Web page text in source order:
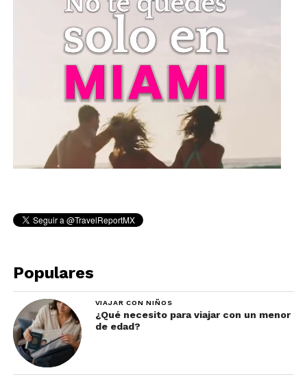
Populares
VIAJAR CON NIÑOS
¿Qué necesito para viajar con un menor
de edad?